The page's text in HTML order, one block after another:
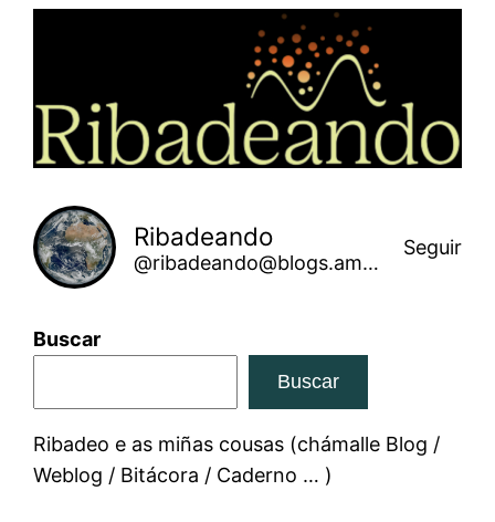
Ribadeando
@ribadeando@blogs.amarinha.gal
Seguir
Buscar
Buscar
Ribadeo e as miñas cousas (chámalle Blog /
Weblog / Bitácora / Caderno … )